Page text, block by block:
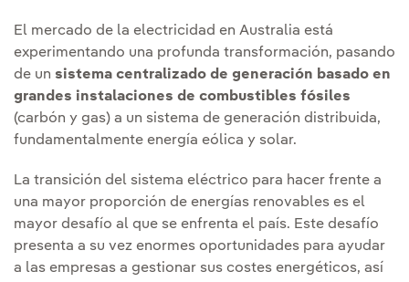
El mercado de la electricidad en Australia está
experimentando una profunda transformación, pasando
de un sistema centralizado de generación basado en
grandes instalaciones de combustibles fósiles
(carbón y gas) a un sistema de generación distribuida,
fundamentalmente energía eólica y solar.
La transición del sistema eléctrico para hacer frente a
una mayor proporción de energías renovables es el
mayor desafío al que se enfrenta el país. Este desafío
presenta a su vez enormes oportunidades para ayudar
a las empresas a gestionar sus costes energéticos, así